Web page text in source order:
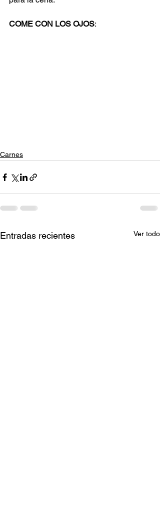
COME CON LOS OJOS:
Carnes
Entradas recientes Ver todo